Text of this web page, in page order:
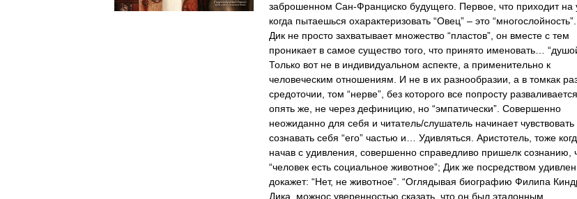
заброшенном Сан-Франциско будущего. Первое, что приходит на
когда пытаешься охарактеризовать “Овец” – это
Дик не просто захватывает множество “пластов”, он вместе с тем
проникает в самое существо того, что принято именовать…
Только вот не в индивидуальном аспекте, а применительно к
человеческим отношениям. И не в их разнообразии, а в томкак
средоточии, том “нерве”, без которого все попросту
опять же, не через дефиницию, но “эмпатически”. Совершенно
неожиданно для себя и читатель/слушатель начинает чувствовать
сознавать себя “его” частью и… Удивляться. Аристотель, тоже
начав с удивления, совершенно справедливо пришелк сознанию,
“человек есть социальное животное”; Дик же посредством
докажет: “Нет, не животное”. “Оглядывая биографию Филипа
Дика, можнос уверенностью сказать, что он был эталонным